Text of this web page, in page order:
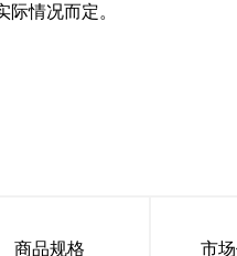
情况而定。
商品规格 市